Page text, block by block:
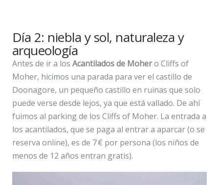
Día 2: niebla y sol, naturaleza y
arqueología
Antes de ir a los Acantilados de Mohero Cliffs of
Moher, hicimos una parada para ver el castillo de
Doonagore, un pequeño castillo en ruinas que solo
puede verse desde lejos, ya que está vallado. De ahí
fuimos al parking de los Cliffs of Moher. La entrada a
los acantilados, que se paga al entrar a aparcar (o se
reserva online), es de 7 € por persona (los niños de
menos de 12 años entran gratis).